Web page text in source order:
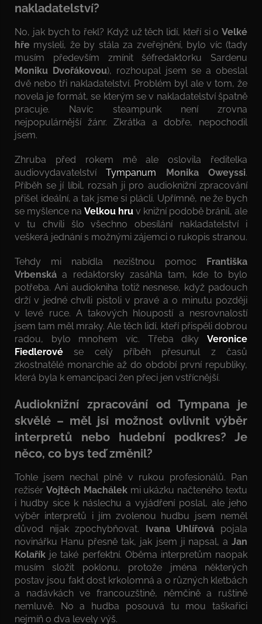
nakladatelství?
No, jak bych to řekl? Když už těch lidí, kteří si o Velké
hře mysleli, že by stála za zveřejnění, bylo víc (tady
musím především zmínit šéfredaktorku Sardenu
Moniku Dvořákovou), rozhoupal jsem se a obeslal
dvě nebo tři nakladatelství. Problém byl ale v tom, že
novela je formát, se kterým se v nakladatelství špatně
pracuje. Navíc steampunk není zrovna
nejpopulárnější žánr. Zkrátka a dobře, nepochodil
jsem.
Zhruba před rokem mě ale oslovila ředitelka
audiovydavatelstvíTympanum Monika Oweyssi.
Příběh se jí líbil, rozsah ji pro audioknižní zpracování
přišel ideální, a tak jsme si plácli. Upřímně, ne že bych
se myšlence na Velkou hru v knižní podobě bránil, ale
v tu chvíli šlo všechno obesílání nakladatelství i
veškerá jednání s možnými zájemci o rukopis stranou.
Tehdy mi nabídla nezištnou pomoc
Františka
Vrbenská a redaktorsky zasáhla tam, kde to bylo
potřeba. Ani audiokniha totiž nesnese, když padouch
drží v jedné chvíli pistoli v pravé a o minutu později
v levé ruce. A takových hloupostí a nesrovnalostí
jsem tam měl mraky. Ale těch lidí, kteří přispěli dobrou
radou, bylo mnohem víc. Třeba díky Veronice
Fiedlerové se celý příběh přesunul z časů
zkostnatělé monarchie až do období první republiky,
která byla k emancipaci žen přeci jen vstřícnější.
Audioknižní zpracování od Tympana je
skvělé – měl jsi možnost ovlivnit výběr
interpretů nebo hudební podkres? Je
něco, co bys teď změnil?
Tohle jsem nechal plně v rukou profesionálů. Pan
režisér Vojtěch Machálekmi ukázku načteného textu
i hudby sice k náslechu a vyjádření poslal, ale jeho
výběr interpretů i jím zvolenou hudbu jsem neměl
důvod nijak zpochybňovat.
Ivana Uhlířová pojala
novinářku Hanu přesně tak, jak jsem ji napsal, a Jan
Kolařík je také perfektní. Oběma interpretům naopak
musím složit poklonu, protože jména některých
postav jsou fakt dost krkolomná a o různých kletbách
a nadávkách ve francouzštině, němčině a ruštině
nemluvě. No a hudba posouvá tu mou taškařici
nejmíň o dva levely výš.